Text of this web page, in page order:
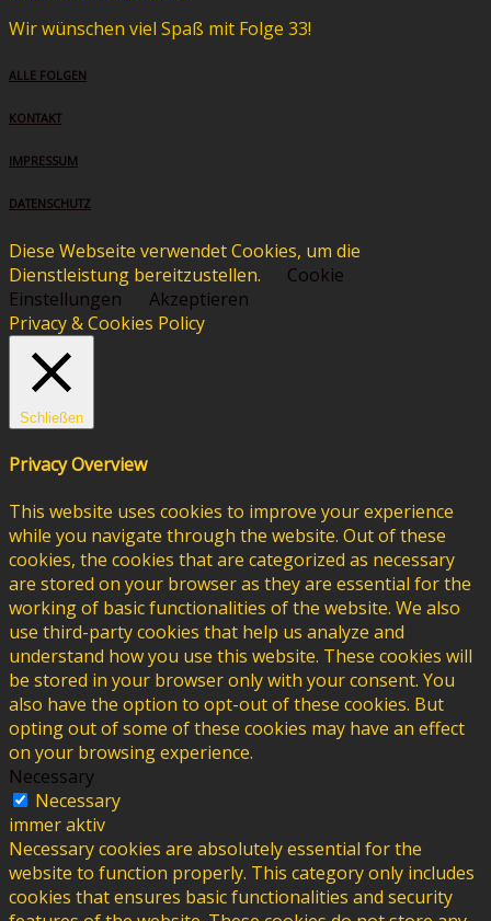
Wir wünschen viel Spaß mit Folge 33!
ALLE FOLGEN
KONTAKT
IMPRESSUM
DATENSCHUTZ
Diese Webseite verwendet Cookies, um die
Dienstleistung bereitzustellen.
Cookie
Einstellungen
Akzeptieren
Privacy & Cookies Policy
Schließen
Privacy Overview
This website uses cookies to improve your experience
while you navigate through the website. Out of these
cookies, the cookies that are categorized as necessary
are stored on your browser as they are essential for the
working of basic functionalities of the website. We also
use third-party cookies that help us analyze and
understand how you use this website. These cookies will
be stored in your browser only with your consent. You
also have the option to opt-out of these cookies. But
opting out of some of these cookies may have an effect
on your browsing experience.
Necessary
Necessary
immer aktiv
Necessary cookies are absolutely essential for the
website to function properly. This category only includes
cookies that ensures basic functionalities and security